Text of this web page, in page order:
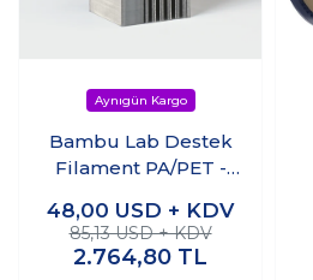
Bambu Lab Destek
Filament PA/PET -
48,00 USD + KDV
85,13 USD + KDV
2.764,80 TL